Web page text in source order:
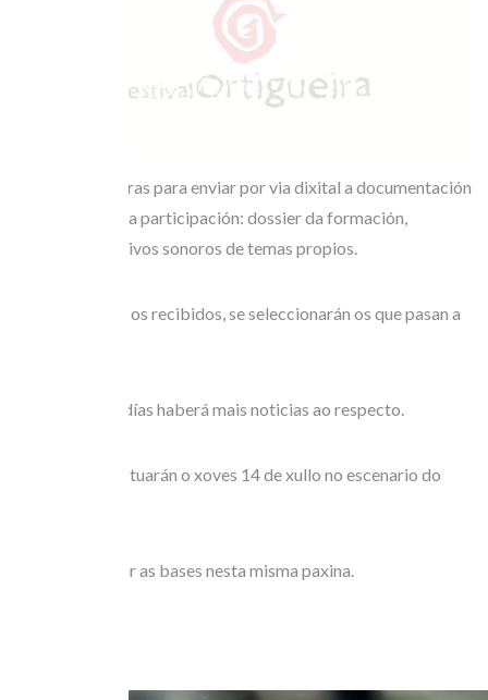
Derradeiras horas para enviar por via dixital a documentación
requerida para a participación: dossier da formación,
membros, arquivos sonoros de temas propios.
De entre todos os recibidos, se seleccionarán os que pasan a
Nos vindeiros días haberá mais noticias ao respecto.
Os finalistas actuarán o xoves 14 de xullo no escenario do
Podes consultar as bases nesta misma paxina.